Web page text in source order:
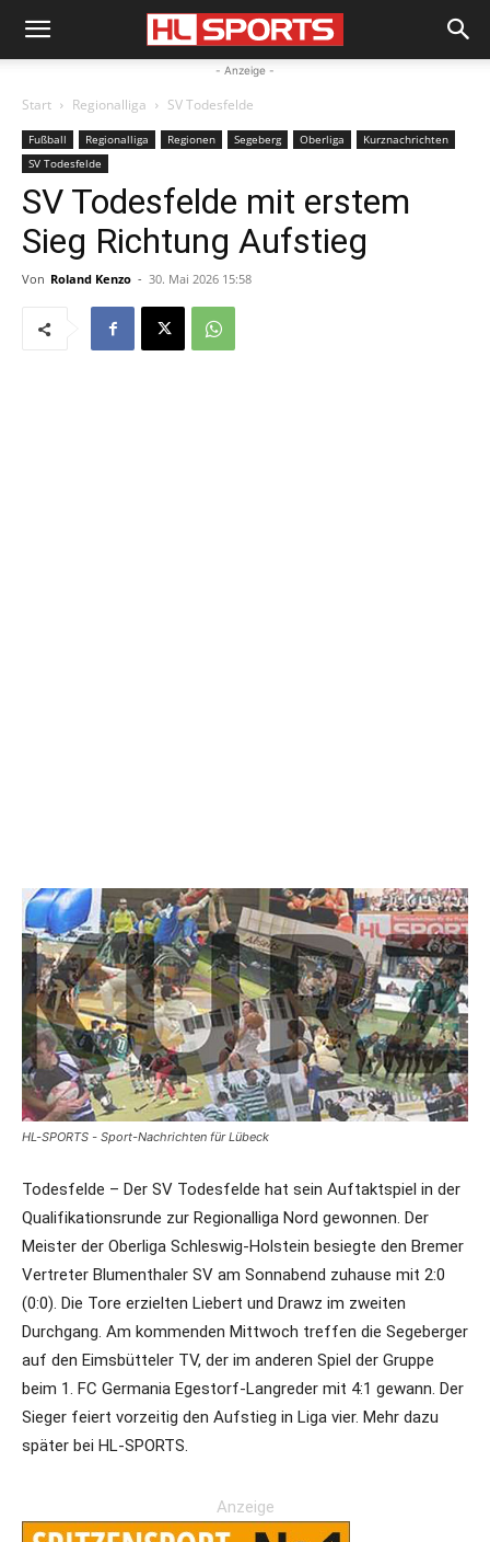
- Anzeige -
Start Regionalliga SV Todesfelde
Fußball Regionalliga Regionen Segeberg Oberliga
Kurznachrichten
SV Todesfelde
SV Todesfelde mit erstem
Sieg Richtung Aufstieg
Von Roland Kenzo - 30. Mai 2026 15:58
HL-SPORTS - Sport-Nachrichten für Lübeck
Todesfelde – Der SV Todesfelde hat sein Auftaktspiel in der
Qualifikationsrunde zur Regionalliga Nord gewonnen. Der
Meister der Oberliga Schleswig-Holstein besiegte den Bremer
Vertreter Blumenthaler SV am Sonnabend zuhause mit 2:0
(0:0). Die Tore erzielten Liebert und Drawz im zweiten
Durchgang. Am kommenden Mittwoch treffen die Segeberger
auf den Eimsbütteler TV, der im anderen Spiel der Gruppe
beim 1. FC Germania Egestorf-Langreder mit 4:1 gewann. Der
Sieger feiert vorzeitig den Aufstieg in Liga vier. Mehr dazu
später bei HL-SPORTS.
Anzeige